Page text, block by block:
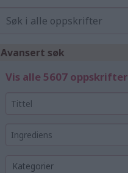
Avansert søk
Vis alle 5607 oppskrifter
Kategorier